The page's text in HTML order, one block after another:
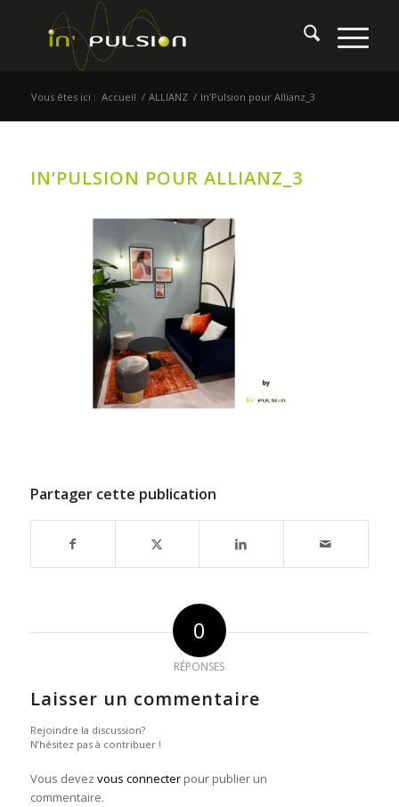
Vous êtes ici : Accueil / ALLIANZ / In’Pulsion pour Allianz_3
IN’PULSION POUR ALLIANZ_3
Partager cette publication
0
RÉPONSES
Laisser un commentaire
Rejoindre la discussion?
N’hésitez pas à contribuer !
Vous devez vous connecterpour publier un
commentaire.